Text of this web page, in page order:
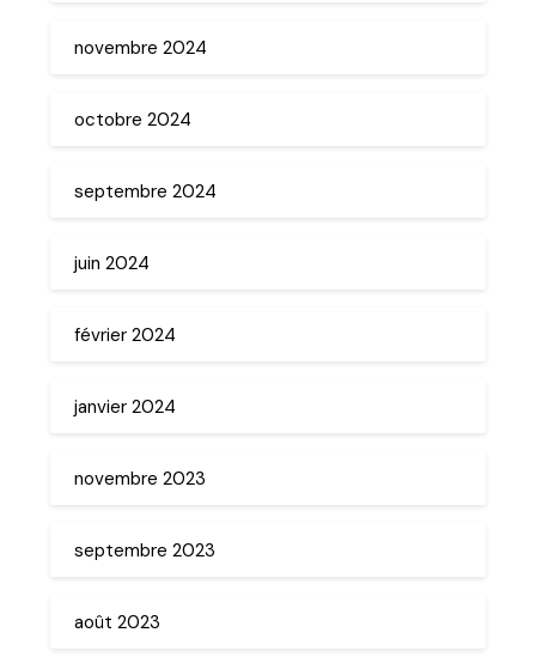
novembre 2024
octobre 2024
septembre 2024
juin 2024
février 2024
janvier 2024
novembre 2023
septembre 2023
août 2023